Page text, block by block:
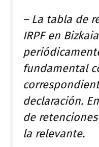
– La tabla de
IRPF en
fundamental
declaración.
de
la relevante.